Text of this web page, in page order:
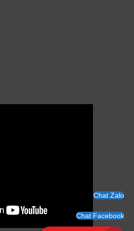
Chat Zalo
Chat Facebook